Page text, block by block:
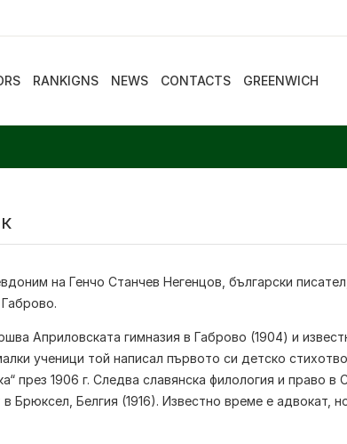
RANKIGNS NEWS CONTACTS GREENWICH
на Генчо Станчев Негенцов, български
Габрово.
Априловската гимназия в Габрово (1904) и
ученици той написал първото си детско
през 1906 г. Следва славянска филология и право
Брюксел, Белгия (1916). Известно време е адвокат,